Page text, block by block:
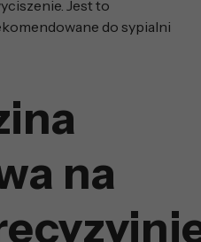
Jest to
do sypialni
na